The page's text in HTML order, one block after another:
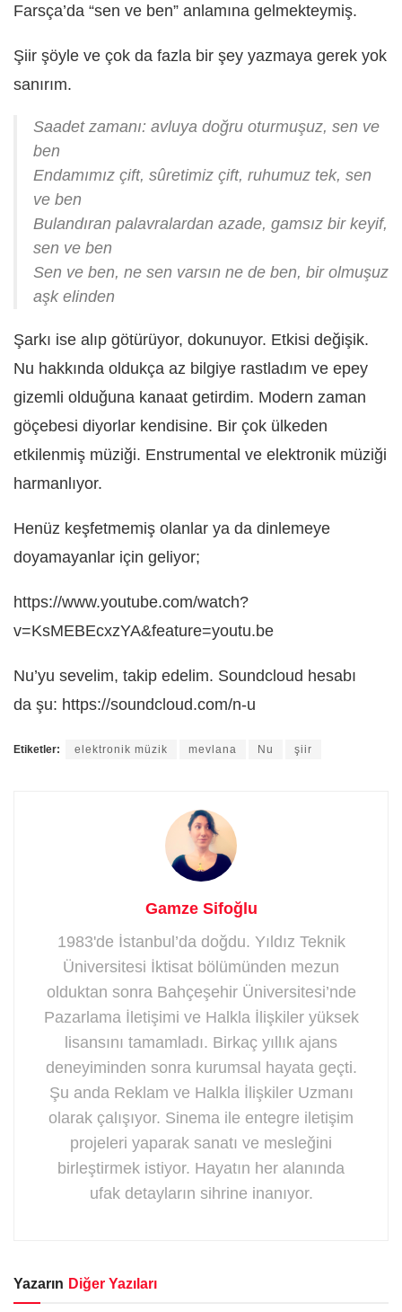
Farsça’da “sen ve ben” anlamına gelmekteymiş.
Şiir şöyle ve çok da fazla bir şey yazmaya gerek yok
sanırım.
Saadet zamanı: avluya doğru oturmuşuz, sen ve
ben
Endamımız çift, sûretimiz çift, ruhumuz tek, sen
ve ben
Bulandıran palavralardan azade, gamsız bir keyif,
sen ve ben
Sen ve ben, ne sen varsın ne de ben, bir olmuşuz
aşk elinden
Şarkı ise alıp götürüyor, dokunuyor. Etkisi değişik.
Nu hakkında oldukça az bilgiye rastladım ve epey
gizemli olduğuna kanaat getirdim. Modern zaman
göçebesi diyorlar kendisine. Bir çok ülkeden
etkilenmiş müziği. Enstrumental ve elektronik müziği
harmanlıyor.
Henüz keşfetmemiş olanlar ya da dinlemeye
doyamayanlar için geliyor;
https://www.youtube.com/watch?
v=KsMEBEcxzYA&feature=youtu.be
Nu’yu sevelim, takip edelim. Soundcloud hesabı
da şu: https://soundcloud.com/n-u
Etiketler: elektronik müzik mevlana Nu şiir
Gamze Sifoğlu
1983'de İstanbul’da doğdu. Yıldız Teknik
Üniversitesi İktisat bölümünden mezun
olduktan sonra Bahçeşehir Üniversitesi’nde
Pazarlama İletişimi ve Halkla İlişkiler yüksek
lisansını tamamladı. Birkaç yıllık ajans
deneyiminden sonra kurumsal hayata geçti.
Şu anda Reklam ve Halkla İlişkiler Uzmanı
olarak çalışıyor. Sinema ile entegre iletişim
projeleri yaparak sanatı ve mesleğini
birleştirmek istiyor. Hayatın her alanında
ufak detayların sihrine inanıyor.
Yazarın Diğer Yazıları